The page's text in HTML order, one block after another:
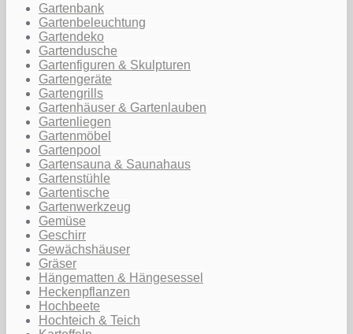
Gartenbank
Gartenbeleuchtung
Gartendeko
Gartendusche
Gartenfiguren & Skulpturen
Gartengeräte
Gartengrills
Gartenhäuser & Gartenlauben
Gartenliegen
Gartenmöbel
Gartenpool
Gartensauna & Saunahaus
Gartenstühle
Gartentische
Gartenwerkzeug
Gemüse
Geschirr
Gewächshäuser
Gräser
Hängematten & Hängesessel
Heckenpflanzen
Hochbeete
Hochteich & Teich